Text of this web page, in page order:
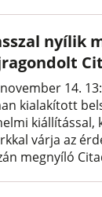
nyílik
14.
kialakított
kiállítással,
várja az
megnyíló